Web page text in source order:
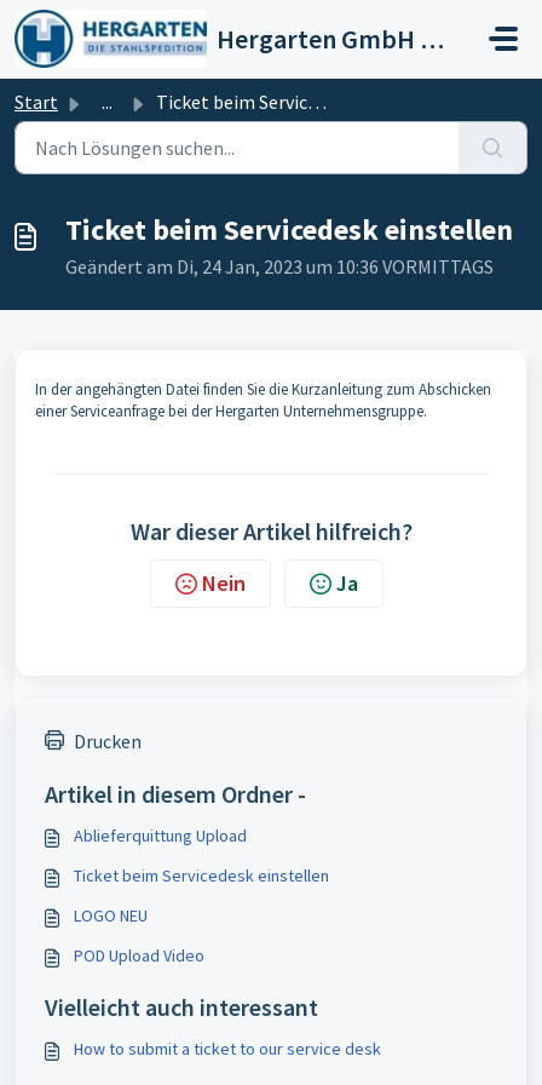
Zum hauptsächlichen Inhalt gehen
Hergarten GmbH Stahlspedition
Start ... Ticket beim Servicedesk einstellen
Ticket beim Servicedesk einstellen
Geändert am Di, 24 Jan, 2023 um 10:36 VORMITTAGS
In der angehängten Datei finden Sie die Kurzanleitung zum Abschicken
einer Serviceanfrage bei der Hergarten Unternehmensgruppe.
War dieser Artikel hilfreich?
Nein Ja
Drucken
Artikel in diesem Ordner -
Ablieferquittung Upload
Ticket beim Servicedesk einstellen
LOGO NEU
POD Upload Video
Vielleicht auch interessant
How to submit a ticket to our service desk